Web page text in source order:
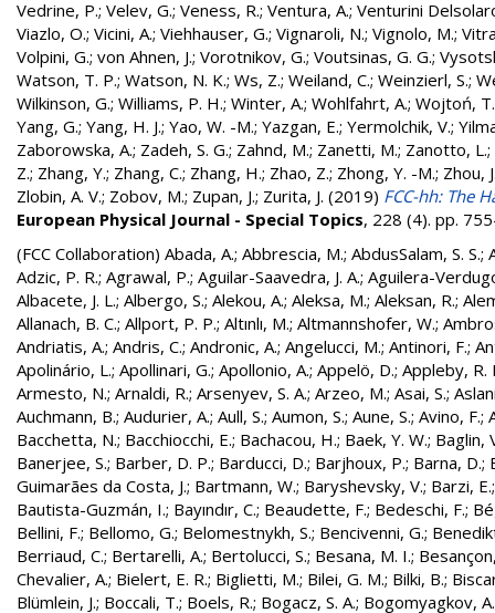
Vedrine, P.; Velev, G.; Veness, R.; Ventura, A.; Venturini
Viazlo, O.; Vicini, A.; Viehhauser, G.; Vignaroli, N.; Vignolo, M.;
Volpini, G.; von Ahnen, J.; Vorotnikov, G.; Voutsinas, G. G.;
Watson, T. P.; Watson, N. K.; Ws, Z.; Weiland, C.; Weinzierl, S.;
Wilkinson, G.; Williams, P. H.; Winter, A.; Wohlfahrt, A.; Wojtoń, T.
Yang, G.; Yang, H. J.; Yao, W. -M.; Yazgan, E.; Yermolchik, V.;
Zaborowska, A.; Zadeh, S. G.; Zahnd, M.; Zanetti, M.; Zanotto, L.;
Z.; Zhang, Y.; Zhang, C.; Zhang, H.; Zhao, Z.; Zhong, Y. -M.; Zhou,
Zlobin, A. V.; Zobov, M.; Zupan, J.; Zurita, J. (2019) FCC-hh: The
European Physical Journal - Special Topics, 228 (4). pp.
(FCC Collaboration) Abada, A.; Abbrescia, M.; AbdusSalam, S. S.;
Adzic, P. R.; Agrawal, P.; Aguilar-Saavedra, J. A.; Aguilera-
Albacete, J. L.; Albergo, S.; Alekou, A.; Aleksa, M.; Aleksan, R.;
Allanach, B. C.; Allport, P. P.; Altınlı, M.; Altmannshofer, W.;
Andriatis, A.; Andris, C.; Andronic, A.; Angelucci, M.; Antinori, F.;
Apolinário, L.; Apollinari, G.; Apollonio, A.; Appelö, D.; Appleby, R.
Armesto, N.; Arnaldi, R.; Arsenyev, S. A.; Arzeo, M.; Asai, S.;
Auchmann, B.; Audurier, A.; Aull, S.; Aumon, S.; Aune, S.; Avino, F.;
Bacchetta, N.; Bacchiocchi, E.; Bachacou, H.; Baek, Y. W.; Baglin,
Banerjee, S.; Barber, D. P.; Barducci, D.; Barjhoux, P.; Barna, D.;
Guimarães da Costa, J.; Bartmann, W.; Baryshevsky, V.; Barzi, E.
Bautista-Guzmán, I.; Bayındır, C.; Beaudette, F.; Bedeschi, F.;
Bellini, F.; Bellomo, G.; Belomestnykh, S.; Bencivenni, G.;
Berriaud, C.; Bertarelli, A.; Bertolucci, S.; Besana, M. I.;
Chevalier, A.; Bielert, E. R.; Biglietti, M.; Bilei, G. M.; Bilki, B.;
Blümlein, J.; Boccali, T.; Boels, R.; Bogacz, S. A.; Bogomyagkov, A.